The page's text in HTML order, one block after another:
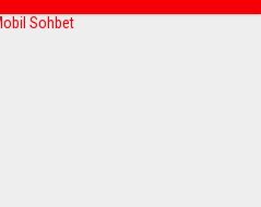
Sohbet